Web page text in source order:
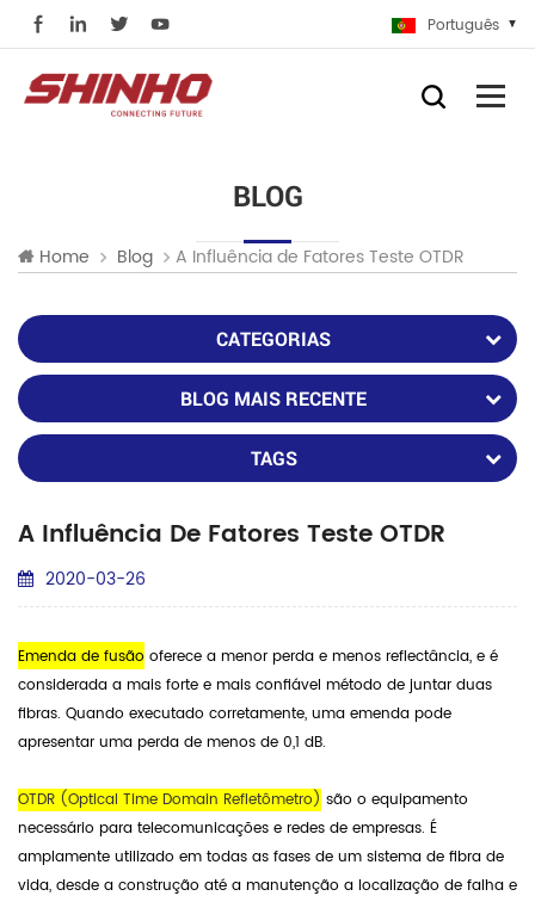
Português
BLOG
Home Blog A Influência de Fatores Teste OTDR
CATEGORIAS
BLOG MAIS RECENTE
TAGS
A Influência De Fatores Teste OTDR
2020-03-26
Emenda de fusão oferece a menor perda e menos reflectância, e é
considerada a mais forte e mais confiável método de juntar duas
fibras. Quando executado corretamente, uma emenda pode
apresentar uma perda de menos de 0,1 dB.
OTDR (Optical Time Domain Refletômetro) são o equipamento
necessário para telecomunicações e redes de empresas. É
amplamente utilizado em todas as fases de um sistema de fibra de
vida, desde a construção até a manutenção a localização de falha e